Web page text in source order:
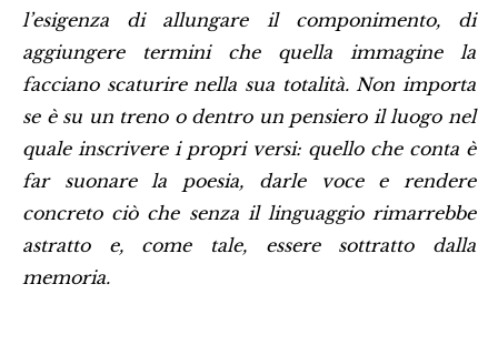
l’esigenza di allungare il componimento, di
aggiungere termini che quella immagine la
facciano scaturire nella sua totalità. Non importa
se è su un treno o dentro un pensiero il luogo nel
quale inscrivere i propri versi: quello che conta è
far suonare la poesia, darle voce e rendere
concreto ciò che senza il linguaggio rimarrebbe
astratto e, come tale, essere sottratto dalla
memoria.